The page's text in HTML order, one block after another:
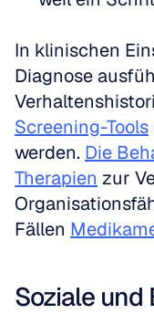
In klinischen
Diagnose
Screening-Tools
werden. Die
Therapien zur
Fällen
Soziale und